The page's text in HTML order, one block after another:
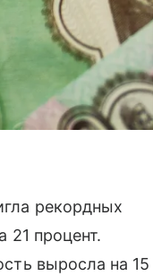
рекордных
21 процент.
выросла на 15